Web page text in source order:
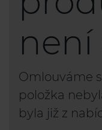
Omlouváme
položka
byla již z